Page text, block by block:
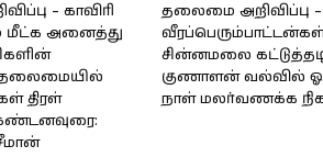
– காவிரி
மீட்க அனைத்து
திரள்
தலைமை அறிவிப்பு –
சின்னமலை
குணாளன் வல்வில்
நாள் மலர்வணக்க